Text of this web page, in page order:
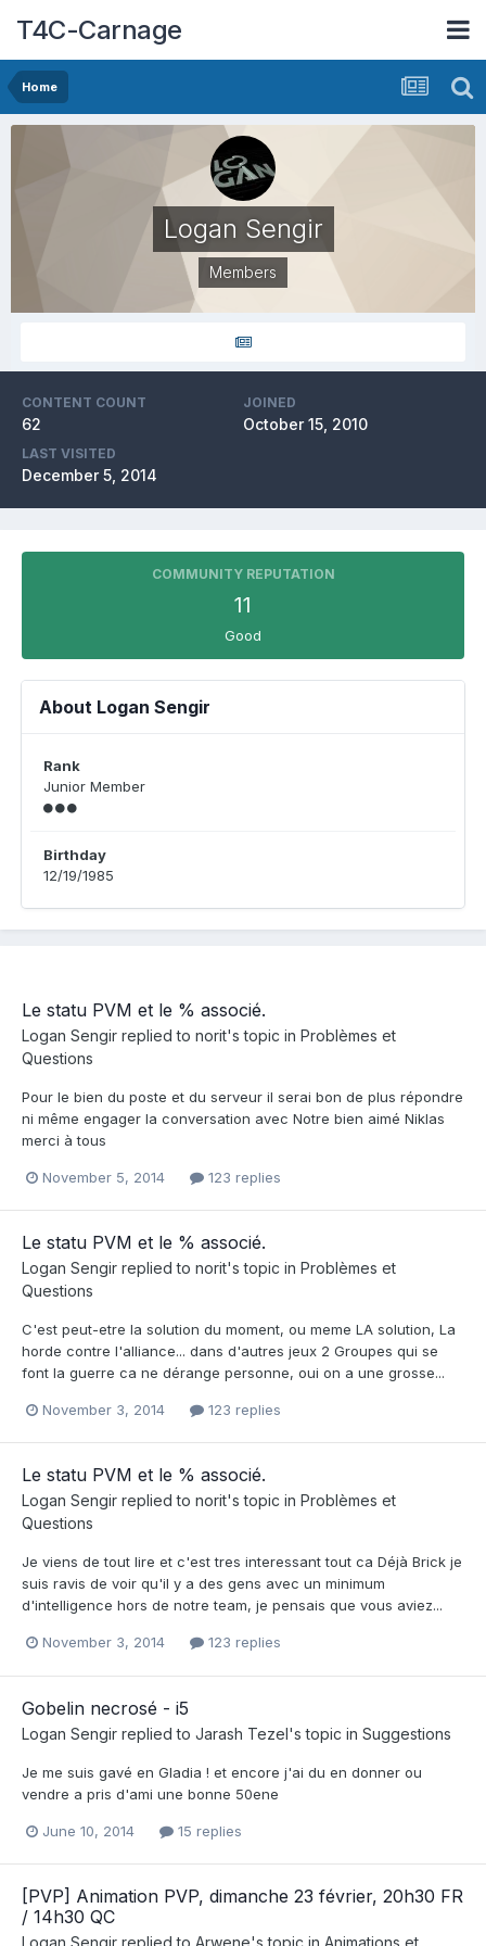
T4C-Carnage
Home
Logan Sengir
Members
CONTENT COUNT
62
JOINED
October 15, 2010
LAST VISITED
December 5, 2014
COMMUNITY REPUTATION
11
Good
About Logan Sengir
Rank
Junior Member
Birthday
12/19/1985
Le statu PVM et le % associé.
Logan Sengir replied to norit's topic in Problèmes et
Questions
Pour le bien du poste et du serveur il serai bon de plus répondre
ni même engager la conversation avec Notre bien aimé Niklas
merci à tous
November 5, 2014 123 replies
Le statu PVM et le % associé.
Logan Sengir replied to norit's topic in Problèmes et
Questions
C'est peut-etre la solution du moment, ou meme LA solution, La
horde contre l'alliance... dans d'autres jeux 2 Groupes qui se
font la guerre ca ne dérange personne, oui on a une grosse...
November 3, 2014 123 replies
Le statu PVM et le % associé.
Logan Sengir replied to norit's topic in Problèmes et
Questions
Je viens de tout lire et c'est tres interessant tout ca Déjà Brick je
suis ravis de voir qu'il y a des gens avec un minimum
d'intelligence hors de notre team, je pensais que vous aviez...
November 3, 2014 123 replies
Gobelin necrosé - i5
Logan Sengir replied to Jarash Tezel's topic in Suggestions
Je me suis gavé en Gladia ! et encore j'ai du en donner ou
vendre a pris d'ami une bonne 50ene
June 10, 2014 15 replies
[PVP] Animation PVP, dimanche 23 février, 20h30 FR
/ 14h30 QC
Logan Sengir replied to Arwene's topic in Animations et